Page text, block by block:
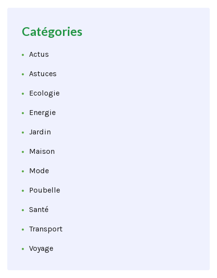
Catégories
Actus
Astuces
Ecologie
Energie
Jardin
Maison
Mode
Poubelle
Santé
Transport
Voyage